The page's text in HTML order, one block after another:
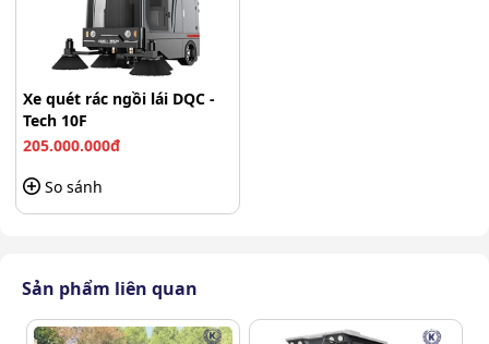
Nhờ sự kết hợp đồng bộ giữa chổi quét, hệ thống hút và
thùng chứa rác, xe DQC - Tech 10F có thể làm sạch các
khu vực rộng lớn một cách nhanh chóng, hiệu quả và
chuyên nghiệp. Thiết bị phù hợp cho bãi đỗ xe, khu đô
thị, nhà xưởng hoặc các khu vực công cộng, mang lại
Khám phá ưu thế vận hành trên
Khám phá những lợi thế vận hành giúp DQC - Tech 10F
trở thành giải pháp vệ sinh thông minh.
Xe quét rác ngồi lái DQC -
Tech 10F
205.000.000đ
So sánh
Sản phẩm liên quan